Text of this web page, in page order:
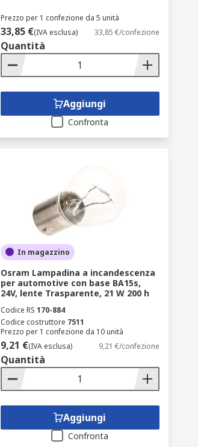
Prezzo per 1 confezione da 5 unità
33,85 €(IVA esclusa) 33,85 €/confezione
Quantità
Aggiungi
Confronta
In magazzino
Osram Lampadina a incandescenza
per automotive con base BA15s,
24V, lente Trasparente, 21 W 200 h
Codice RS 170-884
Codice costruttore 7511
Prezzo per 1 confezione da 10 unità
9,21 €(IVA esclusa) 9,21 €/confezione
Quantità
Aggiungi
Confronta